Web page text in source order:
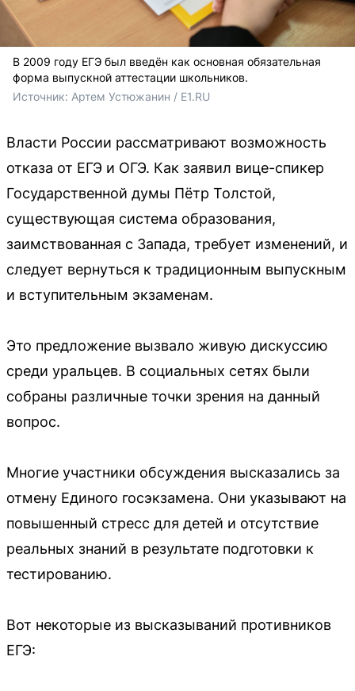
В 2009 году ЕГЭ был введён как основная обязательная
форма выпускной аттестации школьников.
Источник: Артем Устюжанин / E1.RU
Власти России рассматривают возможность
отказа от ЕГЭ и ОГЭ. Как заявил вице-спикер
Государственной думы Пётр Толстой,
существующая система образования,
заимствованная с Запада, требует изменений, и
следует вернуться к традиционным выпускным
и вступительным экзаменам.
Это предложение вызвало живую дискуссию
среди уральцев. В социальных сетях были
собраны различные точки зрения на данный
вопрос.
Многие участники обсуждения высказались за
отмену Единого госэкзамена. Они указывают на
повышенный стресс для детей и отсутствие
реальных знаний в результате подготовки к
тестированию.
Вот некоторые из высказываний противников
ЕГЭ: